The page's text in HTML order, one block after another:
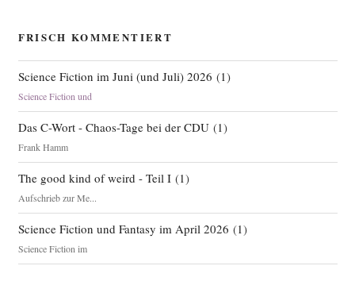
FRISCH KOMMENTIERT
Science Fiction im Juni (und Juli) 2026 (1)
Science Fiction und
Das C-Wort - Chaos-Tage bei der CDU(1)
Frank Hamm
The good kind of weird - Teil I(1)
Aufschrieb zur Me...
Science Fiction und Fantasy im April 2026 (1)
Science Fiction im